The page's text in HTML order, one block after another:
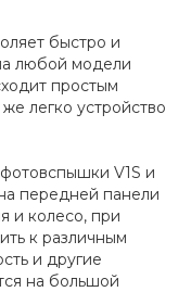
быстро и
любой модели
простым
легко устройство
V1S и
передней панели
и колесо, при
к различным
и другие
на большой